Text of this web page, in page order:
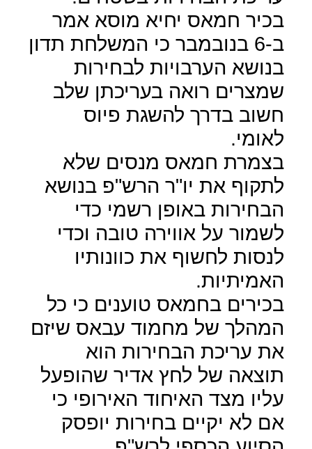
בכיר חמאס יחיא מוסא אמר
ב-6 בנובמבר כי המשלחת תדון
בנושא הערבויות לבחירות
שמצרים רואה בעריכתן שלב
חשוב בדרך להשגת פיוס
לאומי.
בצמרת חמאס מנסים שלא
לתקוף את יו"ר הרש"פ בנושא
הבחירות באופן רשמי כדי
לשמור על אווירה טובה וכדי
לנסות לחשוף את כוונותיו
האמיתיות.
בכירים בחמאס טוענים כי כל
המהלך של מחמוד עבאס שיזם
את עריכת הבחירות הוא
תוצאה של לחץ אדיר שהופעל
עליו מצד האיחוד האירופי כי
אם לא יקיים בחירות יופסק